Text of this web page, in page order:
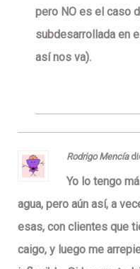
pero NO es el caso
subdesarrollada en
así nos va).
Rodrigo Mencía
Yo lo tengo
agua, pero aún así, a
esas, con clientes que
caigo, y luego me